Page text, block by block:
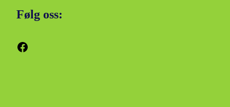
Følg oss:
Facebook